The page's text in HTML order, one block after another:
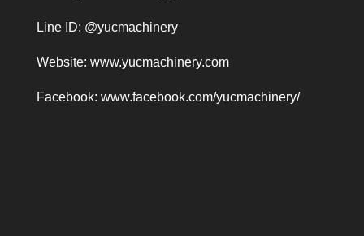
Line ID: @yucmachinery
Website: www.yucmachinery.com
Facebook: www.facebook.com/yucmachinery/